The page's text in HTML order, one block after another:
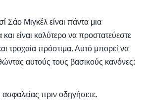
Σάο Μιγκέλ είναι πάντα μια
και είναι καλύτερο να προστατεύεστε
τροχαία πρόστιμα. Αυτό μπορεί να
αυτούς τους βασικούς κανόνες:
πριν οδηγήσετε.